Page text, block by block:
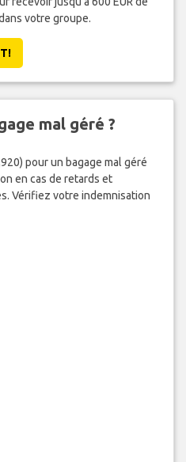
votre groupe.
mal géré ?
pour un bagage mal géré
en cas de retards et
Vérifiez votre indemnisation